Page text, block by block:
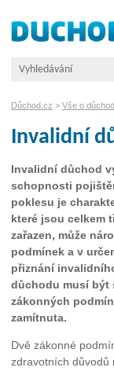
Důchod.cz > Vše o
Invalidní
Invalidní důchod
schopnosti
poklesu je
které jsou celkem
zařazen, může
podmínek a v
přiznání
důchodu musí být
zákonných
zamítnuta.
Dvě zákonné
zdravotních důvodů